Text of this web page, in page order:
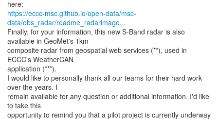
https://eccc-msc.github.io/open-data/msc-
data/obs_radar/readme_radarimage...
Finally, for your information, this new S-Band radar is also
available in GeoMet's 1km
composite radar from geospatial web services (**), used in
ECCC's WeatherCAN
application (***).
I would like to personally thank all our teams for their hard work
over the years. I
remain available for any question or additional information. I'd like
to take this
opportunity to remind you that a pilot project is currently underway